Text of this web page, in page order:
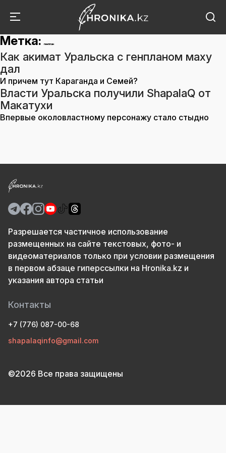
Метка: генплан
Как акимат Уральска с генпланом маху
дал
И причем тут Караганда и Семей?
Власти Уральска получили ShapalaQ от
Макатухи
Впервые околовластному персонажу стало стыдно
Разрешается частичное использование
размещенных на сайте текстовых, фото- и
видеоматериалов только при условии размещения
в первом абзаце гиперссылки на Hronika.kz и
указания автора статьи
Контакты
+7 (776) 087-00-68
shapalaqinfo@gmail.com
©2026 Все права защищены